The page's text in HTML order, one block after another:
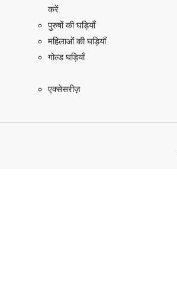
करें
पुरुषों की घड़ियाँ
महिलाओं की घड़ियाँ
गोल्ड घड़ियाँ
एक्सेसरीज़